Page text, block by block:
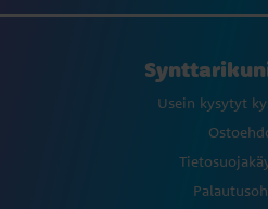
Usein kysytyt